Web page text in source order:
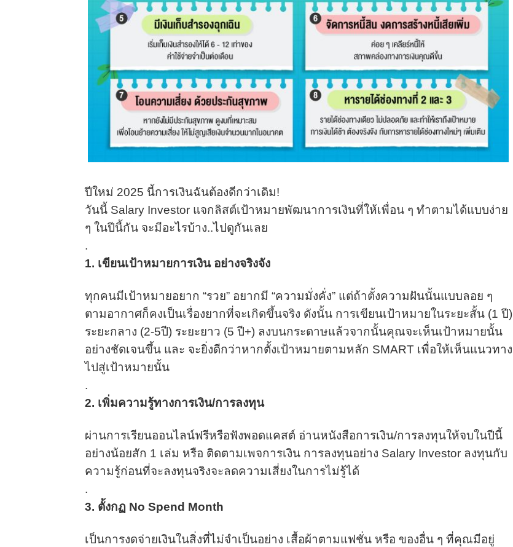
ปีใหม่ 2025 นี้การเงินฉันต้องดีกว่าเดิม!
วันนี้ Salary Investor แจกลิสต์เป้าหมายพัฒนาการเงินที่ให้เพื่อน ๆ ทำตามได้แบบง่าย
ๆ ในปีนี้กัน จะมีอะไรบ้าง..ไปดูกันเลย
.
1. เขียนเป้าหมายการเงิน อย่างจริงจัง
ทุกคนมีเป้าหมายอยาก “รวย” อยากมี “ความมั่งคั่ง” แต่ถ้าตั้งความฝันนั้นแบบลอย ๆ
ตามอากาศก็คงเป็นเรื่องยากที่จะเกิดขึ้นจริง ดังนั้น การเขียนเป้าหมายในระยะสั้น (1 ปี)
ระยะกลาง (2-5ปี) ระยะยาว (5 ปี+) ลงบนกระดาษแล้วจากนั้นคุณจะเห็นเป้าหมายนั้น
อย่างชัดเจนขึ้น และ จะยิ่งดีกว่าหากตั้งเป้าหมายตามหลัก SMART เพื่อให้เห็นแนวทาง
ไปสู่เป้าหมายนั้น
.
2. เพิ่มความรู้ทางการเงิน/การลงทุน
ผ่านการเรียนออนไลน์ฟรีหรือฟังพอดแคสต์ อ่านหนังสือการเงิน/การลงทุนให้จบในปีนี้
อย่างน้อยสัก 1 เล่ม หรือ ติดตามเพจการเงิน การลงทุนอย่าง Salary Investor ลงทุนกับ
ความรู้ก่อนที่จะลงทุนจริงจะลดความเสี่ยงในการไม่รู้ได้
.
3. ตั้งกฏ No Spend Month
เป็นการงดจ่ายเงินในสิ่งที่ไม่จำเป็นอย่าง เสื้อผ้าตามแฟชั่น หรือ ของอื่น ๆ ที่คุณมีอยู่